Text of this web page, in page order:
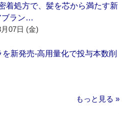
着処方で、髪を芯から満たす新
ブラン…
07日 (金)
を新発売‐高用量化で投与本数削
もっと見る »